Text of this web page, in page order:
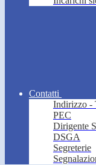
Contatti
Indirizzo -
PEC
Dirigente
DSGA
Segreterie